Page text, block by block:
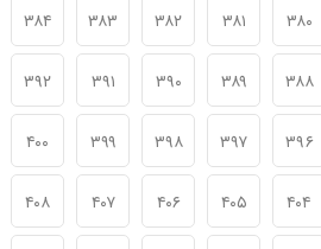
۳۸۰ ۳۸۱ ۳۸۲ ۳۸۳ ۳۸۴
۳۸۸ ۳۸۹ ۳۹۰ ۳۹۱ ۳۹۲
۳۹۶ ۳۹۷ ۳۹۸ ۳۹۹ ۴۰۰
۴۰۴ ۴۰۵ ۴۰۶ ۴۰۷ ۴۰۸